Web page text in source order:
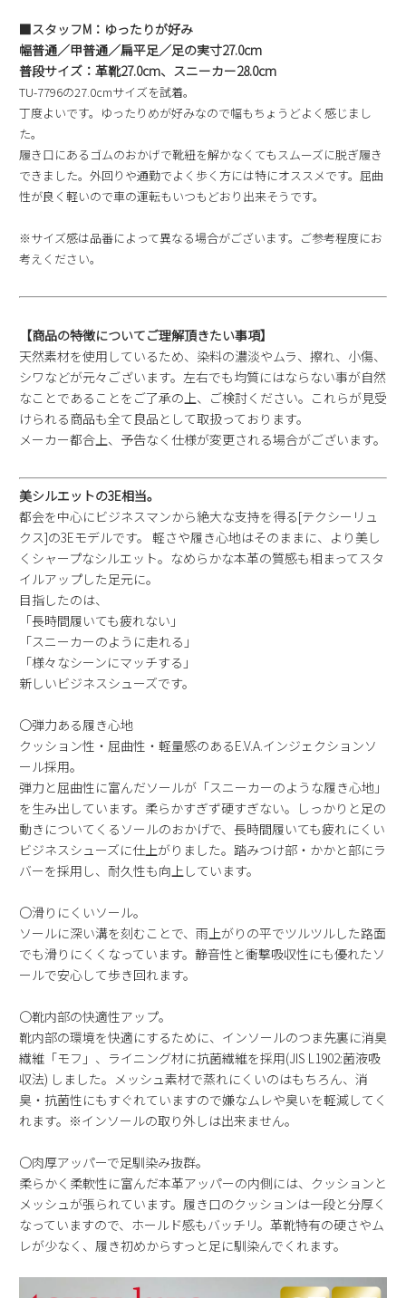
■スタッフM：ゆったりが好み
幅普通／甲普通／扁平足／足の実寸27.0cm
普段サイズ：革靴27.0cm、スニーカー28.0cm
TU-7796の27.0cmサイズを試着。
丁度よいです。ゆったりめが好みなので幅もちょうどよく感じまし
た。
履き口にあるゴムのおかげで靴紐を解かなくてもスムーズに脱ぎ履き
できました。外回りや通勤でよく歩く方には特にオススメです。屈曲
性が良く軽いので車の運転もいつもどおり出来そうです。
※サイズ感は品番によって異なる場合がございます。ご参考程度にお
考えください。
【商品の特徴についてご理解頂きたい事項】
天然素材を使用しているため、染料の濃淡やムラ、擦れ、小傷、
シワなどが元々ございます。左右でも均質にはならない事が自然
なことであることをご了承の上、ご検討ください。これらが見受
けられる商品も全て良品として取扱っております。
メーカー都合上、予告なく仕様が変更される場合がございます。
美シルエットの3E相当。
都会を中心にビジネスマンから絶大な支持を得る[テクシーリュ
クス]の3Eモデルです。 軽さや履き心地はそのままに、より美し
くシャープなシルエット。なめらかな本革の質感も相まってスタ
イルアップした足元に。
目指したのは、
「長時間履いても疲れない」
「スニーカーのように走れる」
「様々なシーンにマッチする」
新しいビジネスシューズです。
〇弾力ある履き心地
クッション性・屈曲性・軽量感のあるE.V.A.インジェクションソ
ール採用。
弾力と屈曲性に富んだソールが「スニーカーのような履き心地」
を生み出しています。柔らかすぎず硬すぎない。しっかりと足の
動きについてくるソールのおかげで、長時間履いても疲れにくい
ビジネスシューズに仕上がりました。踏みつけ部・かかと部にラ
バーを採用し、耐久性も向上しています。
〇滑りにくいソール。
ソールに深い溝を刻むことで、雨上がりの平でツルツルした路面
でも滑りにくくなっています。静音性と衝撃吸収性にも優れたソ
ールで安心して歩き回れます。
〇靴内部の快適性アップ。
靴内部の環境を快適にするために、インソールのつま先裏に消臭
繊維「モフ」、ライニング材に抗菌繊維を採用(JIS L1902:菌液吸
収法) しました。メッシュ素材で蒸れにくいのはもちろん、消
臭・抗菌性にもすぐれていますので嫌なムレや臭いを軽減してく
れます。※インソールの取り外しは出来ません。
〇肉厚アッパーで足馴染み抜群。
柔らかく柔軟性に富んだ本革アッパーの内側には、クッションと
メッシュが張られています。履き口のクッションは一段と分厚く
なっていますので、ホールド感もバッチリ。革靴特有の硬さやム
レが少なく、履き初めからすっと足に馴染んでくれます。